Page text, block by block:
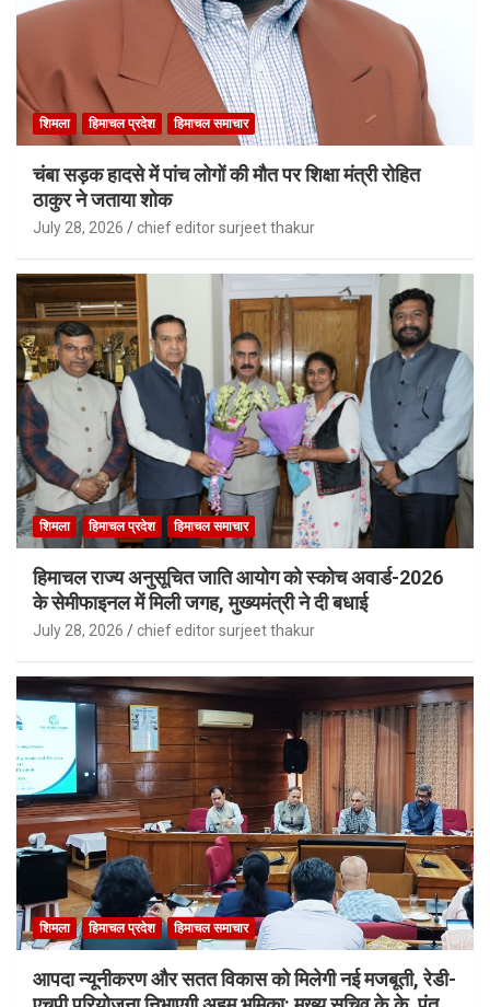
शिमला हिमाचल प्रदेश हिमाचल समाचार
चंबा सड़क हादसे में पांच लोगों की मौत पर शिक्षा मंत्री रोहित
ठाकुर ने जताया शोक
July 28, 2026 chief editor surjeet thakur
शिमला हिमाचल प्रदेश हिमाचल समाचार
हिमाचल राज्य अनुसूचित जाति आयोग को स्कोच अवार्ड-2026
के सेमीफाइनल में मिली जगह, मुख्यमंत्री ने दी बधाई
July 28, 2026 chief editor surjeet thakur
शिमला हिमाचल प्रदेश हिमाचल समाचार
आपदा न्यूनीकरण और सतत विकास को मिलेगी नई मजबूती, रेडी-